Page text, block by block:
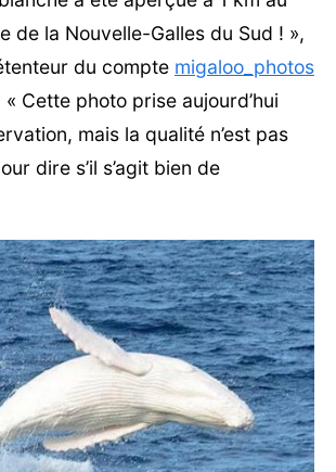
de la Nouvelle-Galles du Sud ! »,
du compte migaloo_photos
Cette photo prise aujourd’hui
mais la qualité n’est pas
dire s’il s’agit bien de